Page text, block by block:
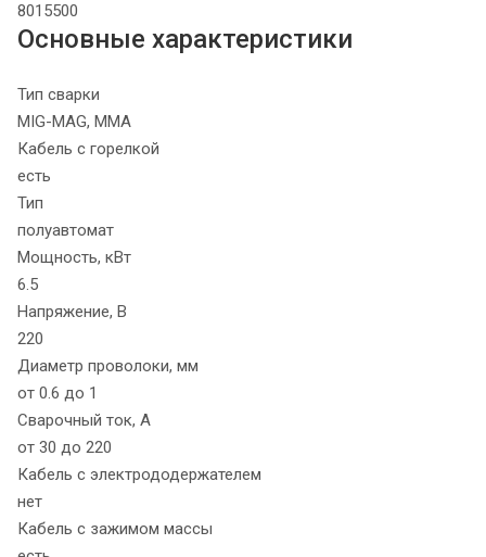
8015500
Основные характеристики
Тип сварки
MIG-MAG, MMA
Кабель с горелкой
есть
Тип
полуавтомат
Мощность, кВт
6.5
Напряжение, В
220
Диаметр проволоки, мм
от 0.6 до 1
Сварочный ток, А
от 30 до 220
Кабель с электрододержателем
нет
Кабель с зажимом массы